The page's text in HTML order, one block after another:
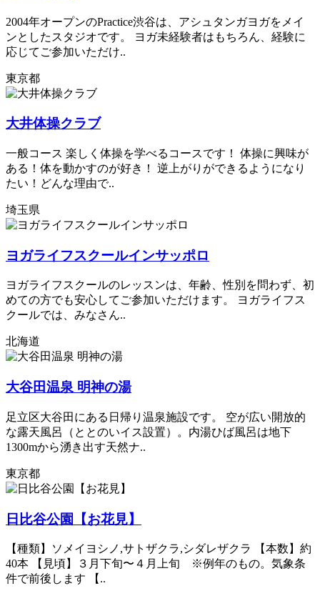
2004年オープンのPractice渋谷は、アシュタンガヨガをメイ
ンとしたスタジオです。 ヨガ未経験者はもちろん、経験に
応じてご参加いただけ..
東京都
大井体操クラブ
一般コース 楽しく体操を学べるコースです！ 体操に興味が
ある！体を動かすのが好き！ 逆上がりができるようになり
たい！どんな理由で..
埼玉県
ヨガライフスクールインサッポロ
ヨガライフスクールのレッスンは、年齢、性別を問わず、初
めての方でも安心してご参加いただけます。 ヨガライフス
クールでは、みなさん..
北海道
大谷田温泉 明神の湯
足立区大谷田にある日帰り温泉施設です。 空が広い開放的
な露天風呂（ととのいイス設置）。内湯ひば風呂は地下
1300mから湧き出す天然ナ..
東京都
日比谷公園【お花見】
【種類】ソメイヨシノ,サトザクラ,シダレザクラ 【本数】約
40本 【見頃】３月下旬〜４月上旬 ※例年のもの。気象条
件で前後します 【..